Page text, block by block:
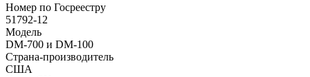
Номер по Госреестру
51792-12
Модель
DM-700 и DM-100
Страна-производитель
США